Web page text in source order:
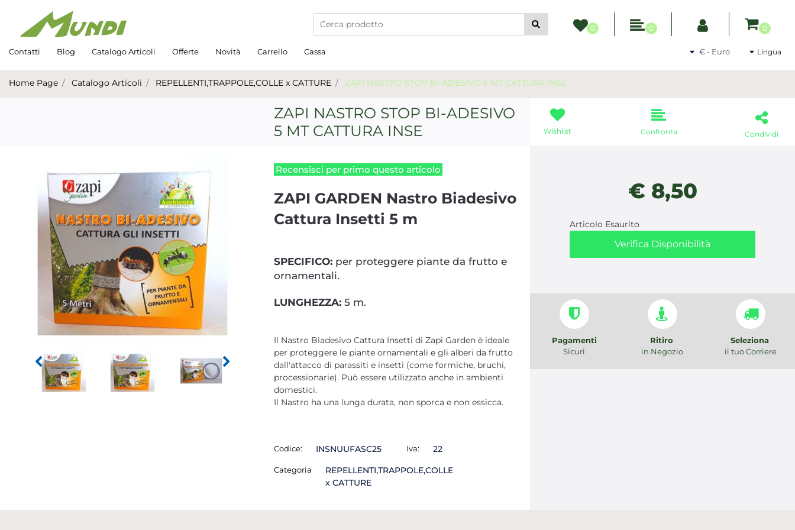
La modifica di un filtro aggiorna automaticamente gli altri filtri disponibili.
0 0 0
Contatti Blog Catalogo Articoli Offerte Novità Carrello Cassa Seleziona una valutaLingua
Home Page Catalogo Articoli REPELLENTI,TRAPPOLE,COLLE x CATTURE ZAPI NASTRO STOP BI-ADESIVO 5 MT CATTURA INSE
ZAPI NASTRO STOP BI-ADESIVO
5 MT CATTURA INSE
Recensisci per primo questo articolo
ZAPI GARDEN Nastro Biadesivo
Cattura Insetti 5 m
SPECIFICO: per proteggere piante da frutto e
ornamentali.
LUNGHEZZA: 5 m.
Il Nastro Biadesivo Cattura Insetti di Zapi Garden è ideale
per proteggere le piante ornamentali e gli alberi da frutto
dall'attacco di parassiti e insetti (come formiche, bruchi,
processionarie). Può essere utilizzato anche in ambienti
domestici.
Il Nastro ha una lunga durata, non sporca e non essicca.
Codice: INSNUUFASC25
Categoria
REPELLENTI,TRAPPOLE,COLLE
x CATTURE
Iva: 22
Wishlist Confronta Condividi
€ 8,50
Articolo Esaurito
Verifica Disponibilità
Pagamenti
Sicuri
Ritiro
in Negozio
Seleziona
il tuo Corriere